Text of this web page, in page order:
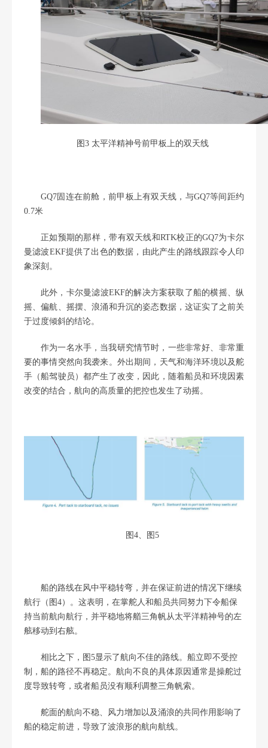
图3 太平洋精神号前甲板上的双天线
GQ7固连在前舱，前甲板上有双天线，与GQ7等间距约
0.7米
正如预期的那样，带有双天线和RTK校正的GQ7为卡尔
曼滤波EKF提供了出色的数据，由此产生的路线跟踪令人印
象深刻。
此外，卡尔曼滤波EKF的解决方案获取了船的横摇、纵
摇、偏航、摇摆、浪涌和升沉的姿态数据，这证实了之前关
于过度倾斜的结论。
作为一名水手，当我研究情节时，一些非常好、非常重
要的事情突然向我袭来。外出期间，天气和海洋环境以及舵
手（船驾驶员）都产生了改变，因此，随着船员和环境因素
改变的结合，航向的高质量的把控也发生了动摇。
图4、图5
船的路线在风中平稳转弯，并在保证前进的情况下继续
航行（图4）。这表明，在掌舵人和船员共同努力下令船保
持当前航向航行，并平稳地将艏三角帆从太平洋精神号的左
舷移动到右舷。
相比之下，图5显示了航向不佳的路线。船立即不受控
制，船的路径不再稳定。航向不良的具体原因通常是操舵过
度导致转弯，或者船员没有顺利调整三角帆索。
舵面的航向不稳、风力增加以及涌浪的共同作用影响了
船的稳定前进，导致了波浪形的航向航线。